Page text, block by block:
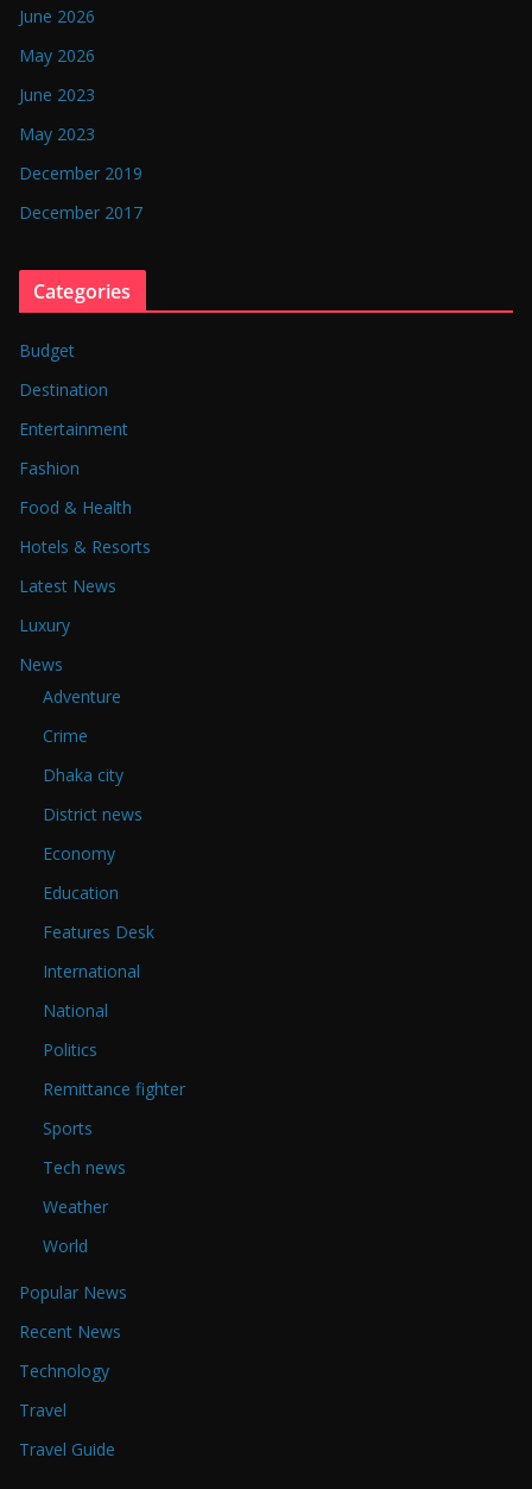
June 2026
May 2026
June 2023
May 2023
December 2019
December 2017
Categories
Budget
Destination
Entertainment
Fashion
Food & Health
Hotels & Resorts
Latest News
Luxury
News
Adventure
Crime
Dhaka city
District news
Economy
Education
Features Desk
International
National
Politics
Remittance fighter
Sports
Tech news
Weather
World
Popular News
Recent News
Technology
Travel
Travel Guide